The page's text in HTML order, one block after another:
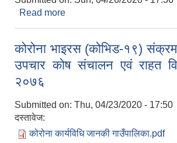
Read more
कोरोना भाइरस (कोभिड-१९)
उपचार कोष संचालन एवं राहत
२०७६
Submitted on: Thu, 04/23/2020 - 17:50
दस्तावेज:
कोरोना कार्यविधि जानकी गाउँपालिका.pdf